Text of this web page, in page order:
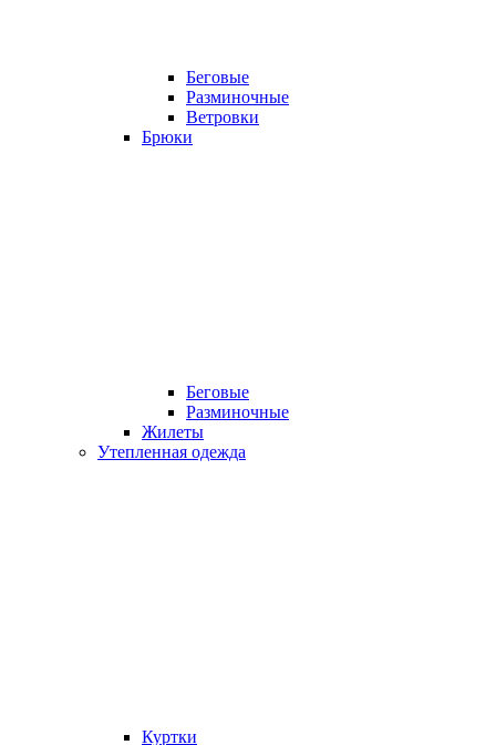
Беговые
Разминочные
Ветровки
Брюки
Беговые
Разминочные
Жилеты
Утепленная одежда
Куртки